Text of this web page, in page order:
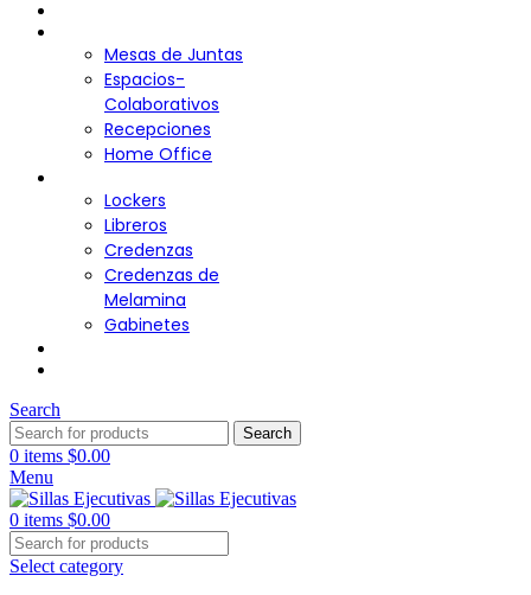
Mesas de Juntas
Espacios-
Colaborativos
Recepciones
Home Office
Lockers
Libreros
Credenzas
Credenzas de
Melamina
Gabinetes
Search
Search
0 items $0.00
Menu
0 items $0.00
Select category